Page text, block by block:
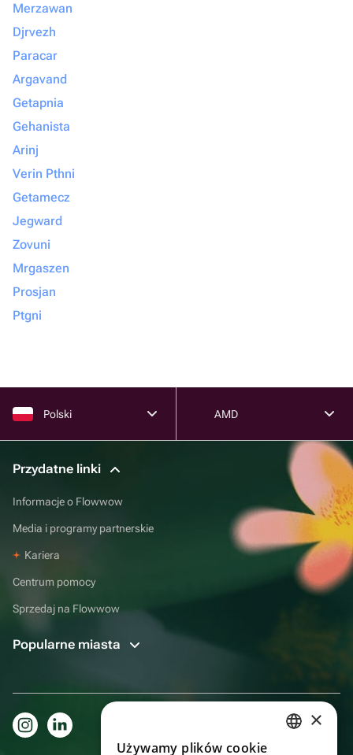
Merzawan
Djrvezh
Paracar
Argavand
Getapnia
Gehanista
Arinj
Verin Pthni
Getamecz
Jegward
Zovuni
Mrgaszen
Prosjan
Ptgni
Polski AMD
Przydatne linki
Informacje o Flowwow
Media i programy partnerskie
Kariera
Centrum pomocy
Sprzedaj na Flowwow
Popularne miasta
×
Używamy plików cookie